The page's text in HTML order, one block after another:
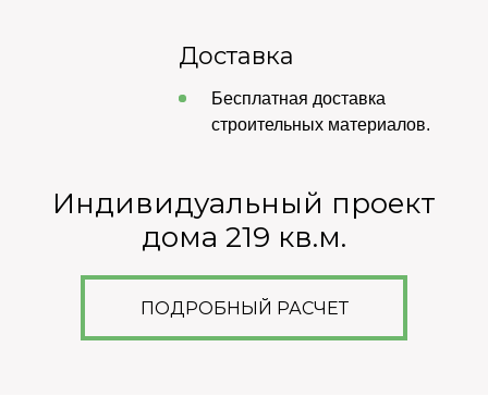
Доставка
Бесплатная доставка
строительных материалов.
Индивидуальный проект
дома 219 кв.м.
ПОДРОБНЫЙ РАСЧЕТ